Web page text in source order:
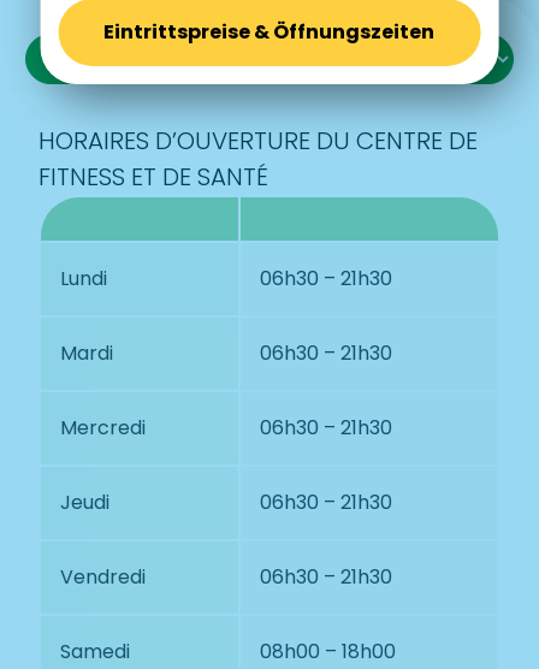
HORAIRES D’OUVERTURE DU CENTRE DE
FITNESS ET DE SANTÉ
Lundi 06h30 – 21h30
Mardi 06h30 – 21h30
Mercredi 06h30 – 21h30
Jeudi 06h30 – 21h30
Vendredi 06h30 – 21h30
Samedi 08h00 – 18h00
Durée
3 mois
6 mois
12 mois
24 mois
Eintrittspreise & Öffnungszeiten